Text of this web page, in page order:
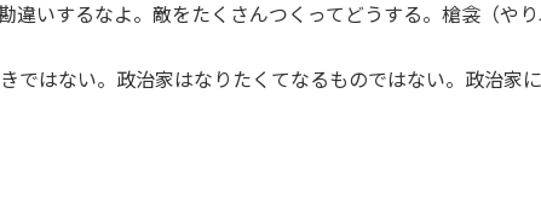
違いするなよ。敵をたくさんつくってどうする。槍衾（や
ではない。政治家はなりたくてなるものではない。政治家